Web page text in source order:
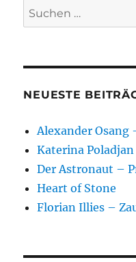
Suchen
nach:
NEUESTE
Alexander Osang
Katerina
Der Astronaut –
Heart of Stone
Florian Illies –